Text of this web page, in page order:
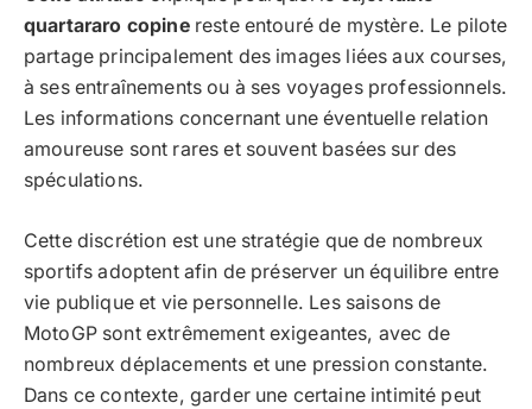
quartararo copinereste entouré de mystère. Le pilote
partage principalement des images liées aux courses,
à ses entraînements ou à ses voyages professionnels.
Les informations concernant une éventuelle relation
amoureuse sont rares et souvent basées sur des
spéculations.
Cette discrétion est une stratégie que de nombreux
sportifs adoptent afin de préserver un équilibre entre
vie publique et vie personnelle. Les saisons de
MotoGP sont extrêmement exigeantes, avec de
nombreux déplacements et une pression constante.
Dans ce contexte, garder une certaine intimité peut